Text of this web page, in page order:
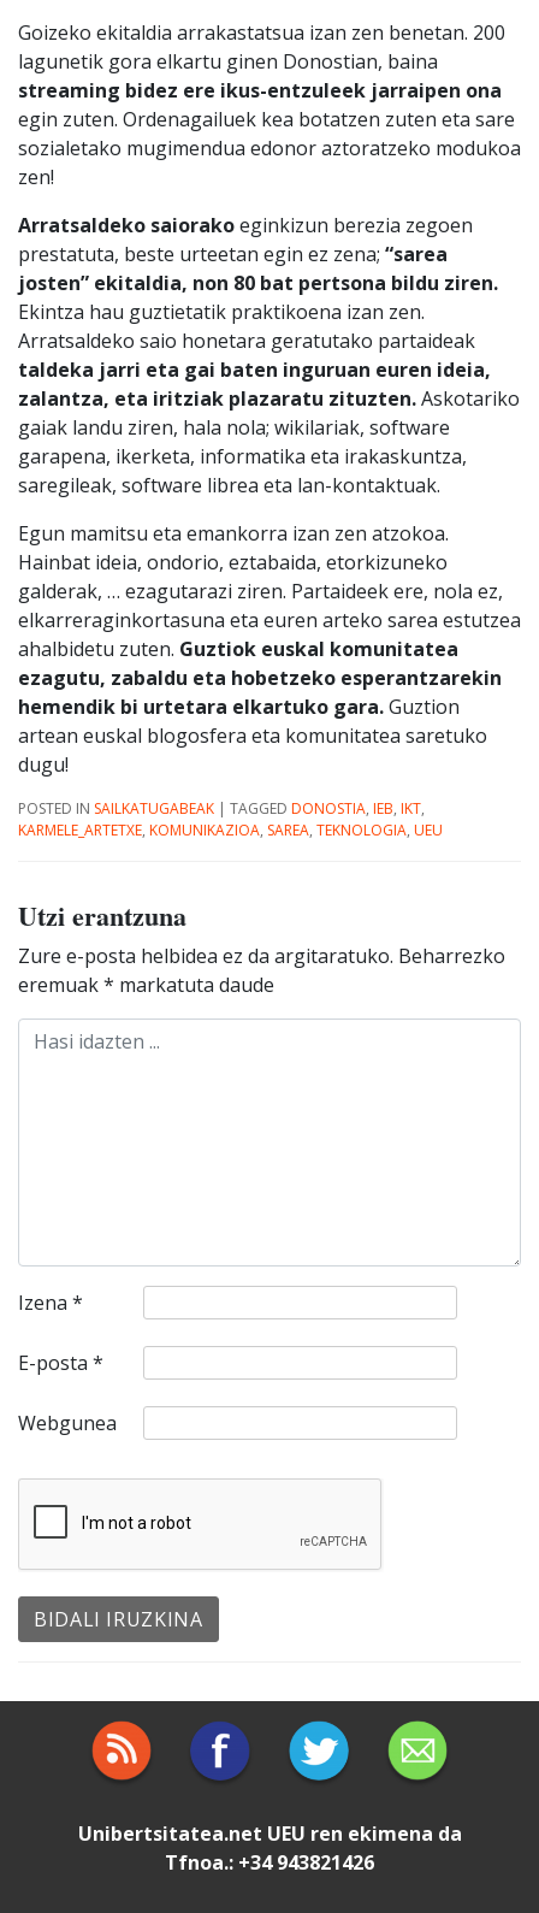
Goizeko ekitaldia arrakastatsua izan zen benetan. 200
lagunetik gora elkartu ginen Donostian, baina
streaming bidez ere ikus-entzuleek jarraipen ona
egin zuten. Ordenagailuek kea botatzen zuten eta sare
sozialetako mugimendua edonor aztoratzeko modukoa
zen!
Arratsaldeko saiorakoeginkizun berezia zegoen
prestatuta, beste urteetan egin ez zena; “sarea
josten” ekitaldia, non 80 bat pertsona bildu ziren.
Ekintza hau guztietatik praktikoena izan zen.
Arratsaldeko saio honetara geratutako partaideak
taldeka jarri eta gai baten inguruan euren ideia,
zalantza, eta iritziak plazaratu zituzten.Askotariko
gaiak landu ziren, hala nola; wikilariak, software
garapena, ikerketa, informatika eta irakaskuntza,
saregileak, software librea eta lan-kontaktuak.
Egun mamitsu eta emankorra izan zen atzokoa.
Hainbat ideia, ondorio, eztabaida, etorkizuneko
galderak, … ezagutarazi ziren. Partaideek ere, nola ez,
elkarreraginkortasuna eta euren arteko sarea estutzea
ahalbidetu zuten. Guztiok euskal komunitatea
ezagutu, zabaldu eta hobetzeko esperantzarekin
hemendik bi urtetara elkartuko gara.Guztion
artean euskal blogosfera eta komunitatea saretuko
dugu!
POSTED IN SAILKATUGABEAK | TAGGED DONOSTIA, IEB, IKT,
KARMELE_ARTETXE, KOMUNIKAZIOA, SAREA, TEKNOLOGIA, UEU
Utzi erantzuna
Zure e-posta helbidea ez da argitaratuko. Beharrezko
eremuak* markatuta daude
Izena *
E-posta *
Webgunea
Unibertsitatea.net UEU ren ekimena da
Tfnoa.: +34 943821426